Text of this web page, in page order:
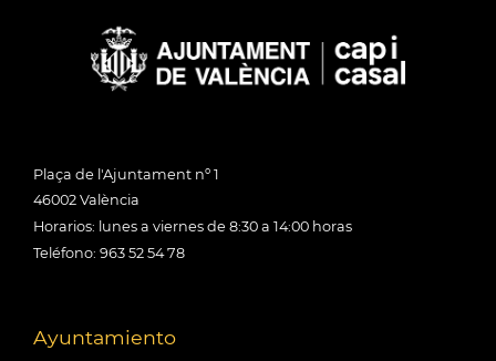
Plaça de l'Ajuntament nº 1
46002 València
Horarios: lunes a viernes de 8:30 a 14:00 horas
Teléfono: 963 52 54 78
Ayuntamiento